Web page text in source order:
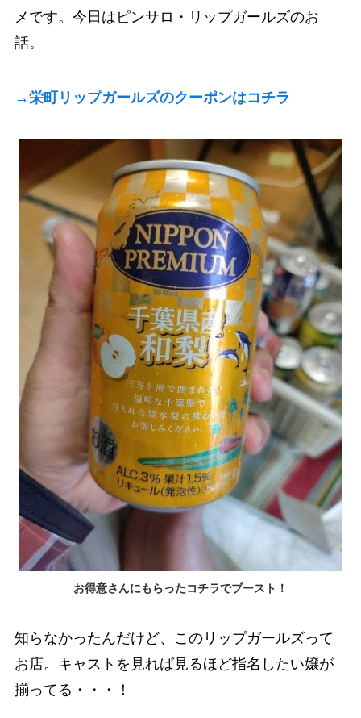
メです。今日はピンサロ・リップガールズのお
話。
→栄町リップガールズのクーポンはコチラ
お得意さんにもらったコチラでブースト！
知らなかったんだけど、このリップガールズって
お店。キャストを見れば見るほど指名したい嬢が
揃ってる・・・！